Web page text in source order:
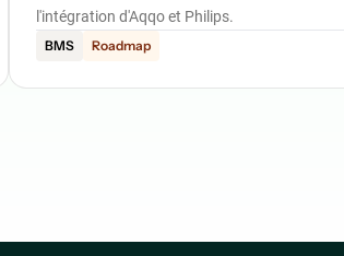
l'intégration d'Aqqo et Philips.
BMS
Roadmap